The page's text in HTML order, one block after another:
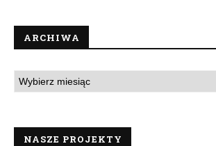
ARCHIWA
NASZE PROJEKTY